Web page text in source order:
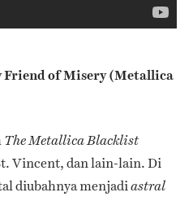
Friend of Misery (Metallica
The Metallica Blacklist
Vincent, dan lain-lain. Di
diubahnya menjadiastral